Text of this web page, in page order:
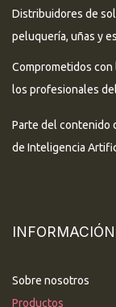
Distribuidores de
peluquería, uñas y
Comprometidos
los profesionales
Parte del contenido
de Inteligencia
INFORMACIÓN
Sobre nosotros
Productos